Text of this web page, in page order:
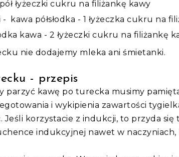
łyżeczki cukru na filiżankę kawy
kawa półsłodka - 1 łyżeczka cukru na
kawa - 2 łyżeczki cukru na filiżankę
nie dodajemy mleka ani śmietanki.
- przepis
parzyć kawę po turecka musimy
i wykipienia zawartości
Jeśli korzystacie z indukcji, to przyda
indukcyjnej nawet w